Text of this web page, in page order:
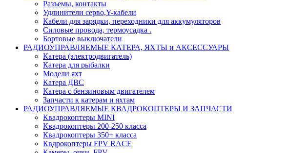
Разъемы, контакты
Удлинители серво,Y-кабели
Кабели для зарядки, переходники для аккумуляторов
Силовые провода, термоусадка .
Бортовые выключатели
РАДИОУПРАВЛЯЕМЫЕ КАТЕРА, ЯХТЫ и АКСЕССУАРЫ
Катера (электродвигатель)
Катера для рыбалки
Модели яхт
Катера ДВС
Катера с бензиновым двигателем
Запчасти к катерам и яхтам
РАДИОУПРАВЛЯЕМЫЕ КВАДРОКОПТЕРЫ И ЗАПЧАСТИ
Квадрокоптеры MINI
Квадрокоптеры 200-250 класса
Квадрокоптеры 350+ класса
Квдрокоптеры FPV RACE